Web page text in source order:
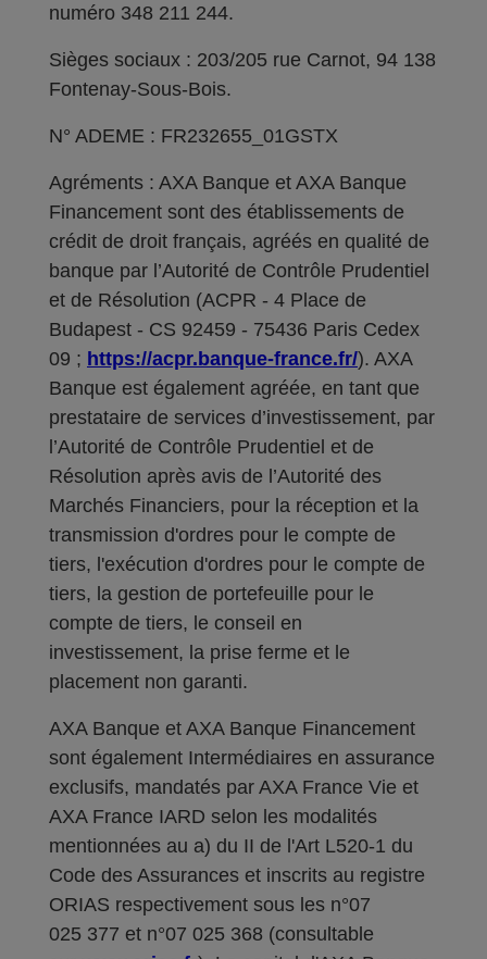
numéro 348 211 244.
Sièges sociaux : 203/205 rue Carnot, 94 138
Fontenay-Sous-Bois.
N° ADEME : FR232655_01GSTX
Agréments : AXA Banque et AXA Banque
Financement sont des établissements de
crédit de droit français, agréés en qualité de
banque par l’Autorité de Contrôle Prudentiel
et de Résolution (ACPR - 4 Place de
Budapest - CS 92459 - 75436 Paris Cedex
09 ; https://acpr.banque-france.fr/). AXA
Banque est également agréée, en tant que
prestataire de services d’investissement, par
l’Autorité de Contrôle Prudentiel et de
Résolution après avis de l’Autorité des
Marchés Financiers, pour la réception et la
transmission d'ordres pour le compte de
tiers, l'exécution d'ordres pour le compte de
tiers, la gestion de portefeuille pour le
compte de tiers, le conseil en
investissement, la prise ferme et le
placement non garanti.
AXA Banque et AXA Banque Financement
sont également Intermédiaires en assurance
exclusifs, mandatés par AXA France Vie et
AXA France IARD selon les modalités
mentionnées au a) du II de l'Art L520-1 du
Code des Assurances et inscrits au registre
ORIAS respectivement sous les n°07
025 377 et n°07 025 368 (consultable